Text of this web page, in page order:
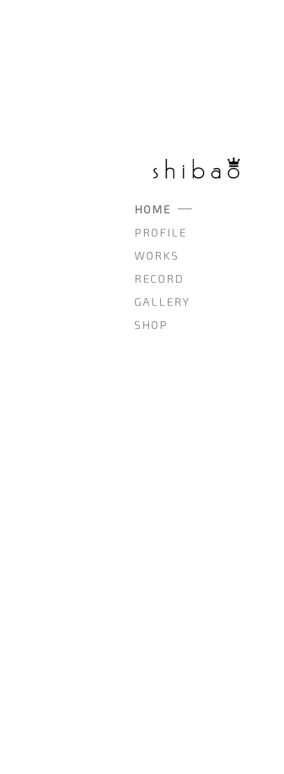
HOME
PROFILE
WORKS
RECORD
GALLERY
SHOP